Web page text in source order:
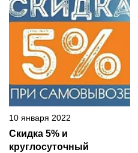
10 января 2022
Скидка 5% и
круглосуточный